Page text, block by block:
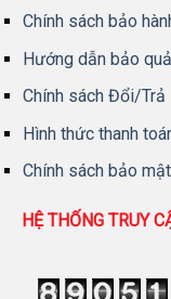
Chính sách bảo
Hướng dẫn bảo
Chính sách Đổi/Trả
Hình thức thanh
Chính sách bảo
HỆ THỐNG TRUY